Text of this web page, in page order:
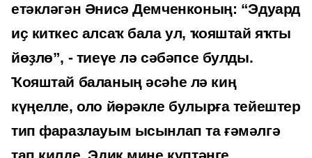
етәкләгән Әнисә Демченконың: “Эдуард
иҫ киткес алсаҡ бала ул, ҡояштай яҡты
йөҙлө”, - тиеүе лә сәбәпсе булды.
Ҡояштай баланың әсәһе лә киң
күңелле, оло йөрәкле булырға тейештер
тип фаразлауым ысынлап та ғәмәлгә